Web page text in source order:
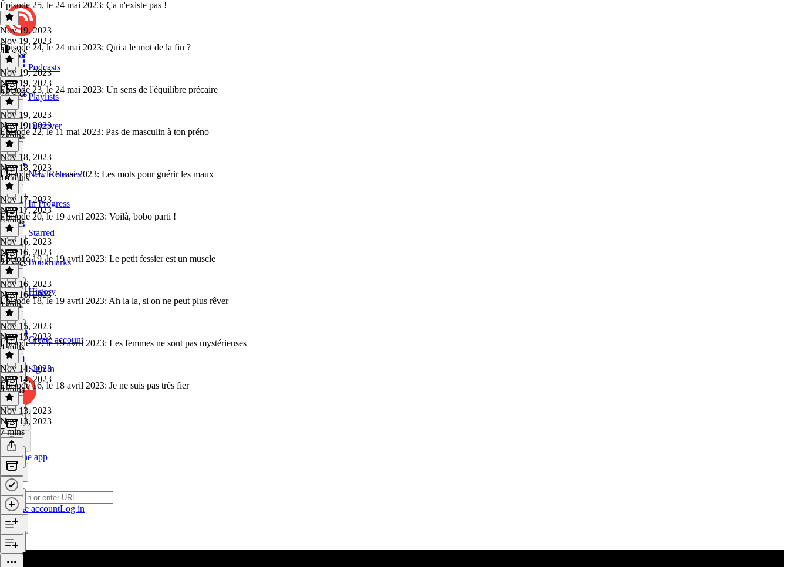
Podcasts
Playlists
Discover
New Releases
In Progress
Starred
Bookmarks
History
Create account
Sign in
Get the app
Create accountLog in
Épisode 25, le 24 mai 2023: Ça n'existe pas !
Nov 19, 2023
Nov 19, 2023
43 secs
Épisode 24, le 24 mai 2023: Qui a le mot de la fin ?
Nov 19, 2023
Nov 19, 2023
24 secs
Épisode 23, le 24 mai 2023: Un sens de l'équilibre précaire
Nov 19, 2023
Nov 19, 2023
7 mins
Épisode 22, le 11 mai 2023: Pas de masculin à ton préno
Nov 18, 2023
Nov 18, 2023
10 mins
Épisode 21, le 6 mai 2023: Les mots pour guérir les maux
Nov 17, 2023
Nov 17, 2023
6 mins
Épisode 20, le 19 avril 2023: Voilà, bobo parti !
Nov 16, 2023
Nov 16, 2023
21 secs
Épisode 19, le 19 avril 2023: Le petit fessier est un muscle
Nov 16, 2023
Nov 16, 2023
1 min
Épisode 18, le 19 avril 2023: Ah la la, si on ne peut plus rêver
Nov 15, 2023
Nov 15, 2023
4 mins
Épisode 17, le 19 avril 2023: Les femmes ne sont pas mystérieuses
Nov 14, 2023
Nov 14, 2023
4 mins
Épisode 16, le 18 avril 2023: Je ne suis pas très fier
Nov 13, 2023
Nov 13, 2023
7 mins